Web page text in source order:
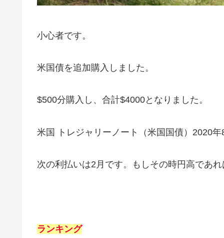
小心者です。
米国債を追加購入しました。
$500分購入し、合計$4000となりました。
米国 トレジャリーノート（米国国債）2020
次の利払いは2月です。もしその時円高であ
ランキング